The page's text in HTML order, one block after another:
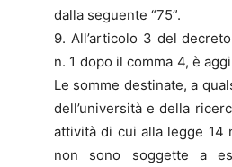
dalla seguente “75”.
9. All’articolo 3 del
n. 1 dopo il comma 4, è
Le somme destinate, a
dell’università e della
attività di cui alla legge 14
non sono soggette a